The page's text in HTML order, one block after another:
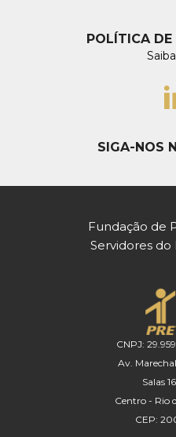
POLÍTICA DE
SIGA-NOS
Fundação de
Servidores do
CNPJ:
Av.
Salas
Centro - Rio
CEP: